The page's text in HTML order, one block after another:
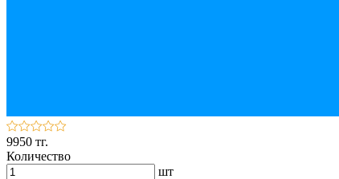
9950 тг.
Количество
шт